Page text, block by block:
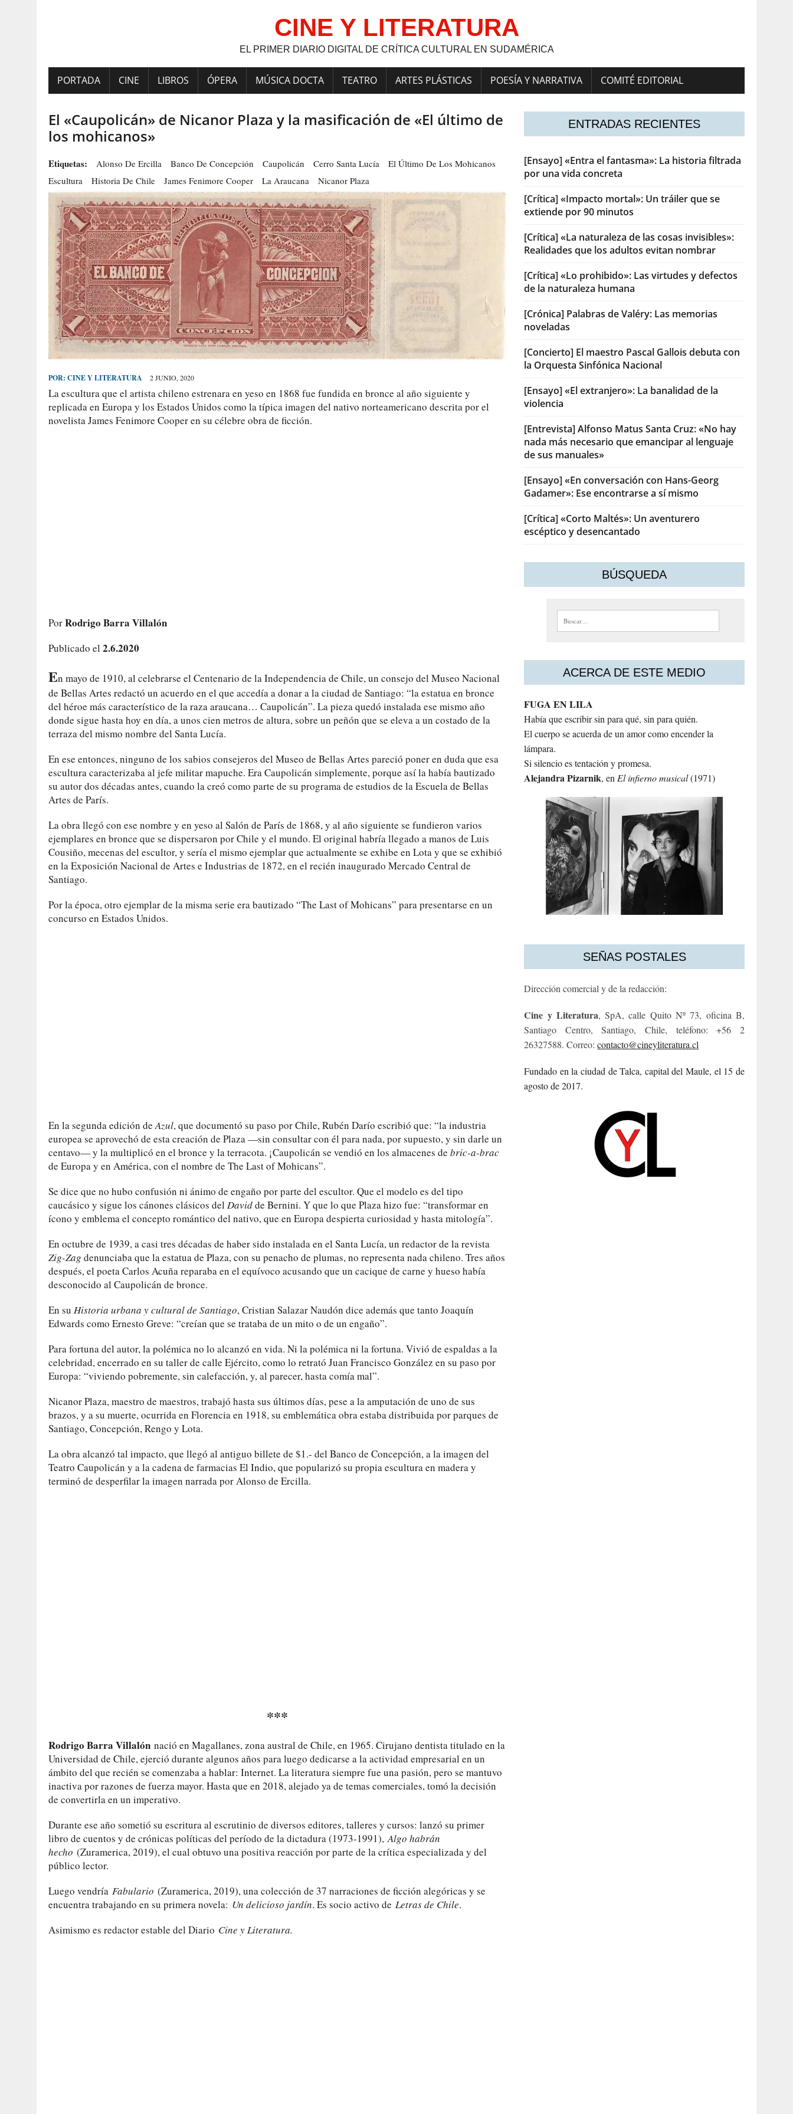
CINE Y LITERATURA
EL PRIMER DIARIO DIGITAL DE CRÍTICA CULTURAL EN SUDAMÉRICA
PORTADA CINE LIBROS ÓPERA MÚSICA DOCTA TEATRO ARTES PLÁSTICAS POESÍA Y NARRATIVA COMITÉ EDITORIAL
El «Caupolicán» de Nicanor Plaza y la masificación de «El último de
los mohicanos»
Etiquetas: Alonso De Ercilla Banco De Concepción Caupolicán Cerro Santa Lucía
El Último De Los Mohicanos
Escultura
Historia De Chile James Fenimore Cooper La Araucana Nicanor Plaza
POR: CINE Y LITERATURA 2 JUNIO, 2020
La escultura que el artista chileno estrenara en yeso en 1868 fue fundida en bronce al año siguiente y
replicada en Europa y los Estados Unidos como la típica imagen del nativo norteamericano descrita por el
novelista James Fenimore Cooper en su célebre obra de ficción.
PorRodrigo Barra Villalón
Publicado el 2.6.2020
En mayo de 1910, al celebrarse el Centenario de la Independencia de Chile, un consejo del Museo Nacional
de Bellas Artes redactó un acuerdo en el que accedía a donar a la ciudad de Santiago: “la estatua en bronce
del héroe más característico de la raza araucana… Caupolicán”. La pieza quedó instalada ese mismo año
donde sigue hasta hoy en día, a unos cien metros de altura, sobre un peñón que se eleva a un costado de la
terraza del mismo nombre del Santa Lucía.
En ese entonces, ninguno de los sabios consejeros del Museo de Bellas Artes pareció poner en duda que esa
escultura caracterizaba al jefe militar mapuche. Era Caupolicán simplemente, porque así la había bautizado
su autor dos décadas antes, cuando la creó como parte de su programa de estudios de la Escuela de Bellas
Artes de París.
La obra llegó con ese nombre y en yeso al Salón de París de 1868, y al año siguiente se fundieron varios
ejemplares en bronce que se dispersaron por Chile y el mundo. El original habría llegado a manos de Luis
Cousiño, mecenas del escultor, y sería el mismo ejemplar que actualmente se exhibe en Lota y que se exhibió
en la Exposición Nacional de Artes e Industrias de 1872, en el recién inaugurado Mercado Central de
Santiago.
Por la época, otro ejemplar de la misma serie era bautizado “The Last of Mohicans” para presentarse en un
concurso en Estados Unidos.
En la segunda edición deAzul, que documentó su paso por Chile, Rubén Darío escribió que: “la industria
europea se aprovechó de esta creación de Plaza —sin consultar con él para nada, por supuesto, y sin darle un
centavo— y la multiplicó en el bronce y la terracota. ¡Caupolicán se vendió en los almacenes de bric-a-brac
de Europa y en América, con el nombre de The Last of Mohicans”.
Se dice que no hubo confusión ni ánimo de engaño por parte del escultor. Que el modelo es del tipo
caucásico y sigue los cánones clásicos del Davidde Bernini. Y que lo que Plaza hizo fue: “transformar en
ícono y emblema el concepto romántico del nativo, que en Europa despierta curiosidad y hasta mitología”.
En octubre de 1939, a casi tres décadas de haber sido instalada en el Santa Lucía, un redactor de la revista
Zig-Zag denunciaba que la estatua de Plaza, con su penacho de plumas, no representa nada chileno. Tres años
después, el poeta Carlos Acuña reparaba en el equívoco acusando que un cacique de carne y hueso había
desconocido al Caupolicán de bronce.
En su Historia urbana y cultural de Santiago, Cristian Salazar Naudón dice además que tanto Joaquín
Edwards como Ernesto Greve: “creían que se trataba de un mito o de un engaño”.
Para fortuna del autor, la polémica no lo alcanzó en vida. Ni la polémica ni la fortuna. Vivió de espaldas a la
celebridad, encerrado en su taller de calle Ejército, como lo retrató Juan Francisco González en su paso por
Europa: “viviendo pobremente, sin calefacción, y, al parecer, hasta comía mal”.
Nicanor Plaza, maestro de maestros, trabajó hasta sus últimos días, pese a la amputación de uno de sus
brazos, y a su muerte, ocurrida en Florencia en 1918, su emblemática obra estaba distribuida por parques de
Santiago, Concepción, Rengo y Lota.
La obra alcanzó tal impacto, que llegó al antiguo billete de $1.- del Banco de Concepción, a la imagen del
Teatro Caupolicán y a la cadena de farmacias El Indio, que popularizó su propia escultura en madera y
terminó de desperfilar la imagen narrada por Alonso de Ercilla.
***
Rodrigo Barra Villalón nació en Magallanes, zona austral de Chile, en 1965. Cirujano dentista titulado en la
Universidad de Chile, ejerció durante algunos años para luego dedicarse a la actividad empresarial en un
ámbito del que recién se comenzaba a hablar: Internet. La literatura siempre fue una pasión, pero se mantuvo
inactiva por razones de fuerza mayor. Hasta que en 2018, alejado ya de temas comerciales, tomó la decisión
de convertirla en un imperativo.
Durante ese año sometió su escritura al escrutinio de diversos editores, talleres y cursos: lanzó su primer
libro de cuentos y de crónicas políticas del período de la dictadura (1973-1991),Algo habrán
hecho (Zuramerica, 2019), el cual obtuvo una positiva reacción por parte de la crítica especializada y del
público lector.
Luego vendría Fabulario (Zuramerica, 2019), una colección de 37 narraciones de ficción alegóricas y se
encuentra trabajando en su primera novela: Un delicioso jardín. Es socio activo de Letras de Chile.
Asimismo es redactor estable del Diario Cine y Literatura.
ENTRADAS RECIENTES
[Ensayo] «Entra el fantasma»: La historia filtrada
por una vida concreta
[Crítica] «Impacto mortal»: Un tráiler que se
extiende por 90 minutos
[Crítica] «La naturaleza de las cosas invisibles»:
Realidades que los adultos evitan nombrar
[Crítica] «Lo prohibido»: Las virtudes y defectos
de la naturaleza humana
[Crónica] Palabras de Valéry: Las memorias
noveladas
[Concierto] El maestro Pascal Gallois debuta con
la Orquesta Sinfónica Nacional
[Ensayo] «El extranjero»: La banalidad de la
violencia
[Entrevista] Alfonso Matus Santa Cruz: «No hay
nada más necesario que emancipar al lenguaje
de sus manuales»
[Ensayo] «En conversación con Hans-Georg
Gadamer»: Ese encontrarse a sí mismo
[Crítica] «Corto Maltés»: Un aventurero
escéptico y desencantado
BÚSQUEDA
Buscar:
ACERCA DE ESTE MEDIO
FUGA EN LILA
Había que escribir sin para qué, sin para quién.
El cuerpo se acuerda de un amor como encender la
lámpara.
Si silencio es tentación y promesa.
AlejandraPizarnik, enEl infierno musical(1971)
SEÑAS POSTALES
Dirección comercial y de la redacción:
Cine y Literatura, SpA, calle Quito Nº 73, oficina B,
Santiago Centro, Santiago, Chile, teléfono: +56 2
26327588. Correo:contacto@cineyliteratura.cl
Fundado en la ciudad de Talca, capital del Maule, el 15 de
agosto de 2017.